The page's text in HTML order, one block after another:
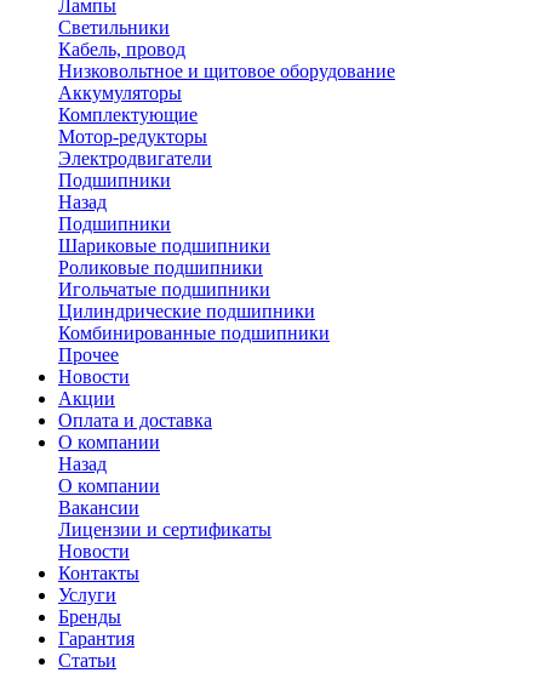
Лампы
Светильники
Кабель, провод
Низковольтное и щитовое оборудование
Аккумуляторы
Комплектующие
Мотор-редукторы
Электродвигатели
Подшипники
Назад
Подшипники
Шариковые подшипники
Роликовые подшипники
Игольчатые подшипники
Цилиндрические подшипники
Комбинированные подшипники
Прочее
Новости
Акции
Оплата и доставка
О компании
Назад
О компании
Вакансии
Лицензии и сертификаты
Новости
Контакты
Услуги
Бренды
Гарантия
Статьи